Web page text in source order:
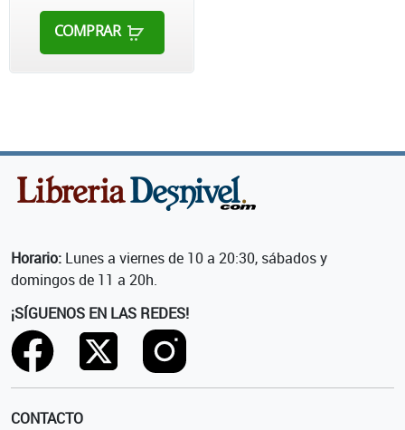
COMPRAR
Horario: Lunes a viernes de 10 a 20:30, sábados y
domingos de 11 a 20h.
¡SÍGUENOS EN LAS REDES!
CONTACTO